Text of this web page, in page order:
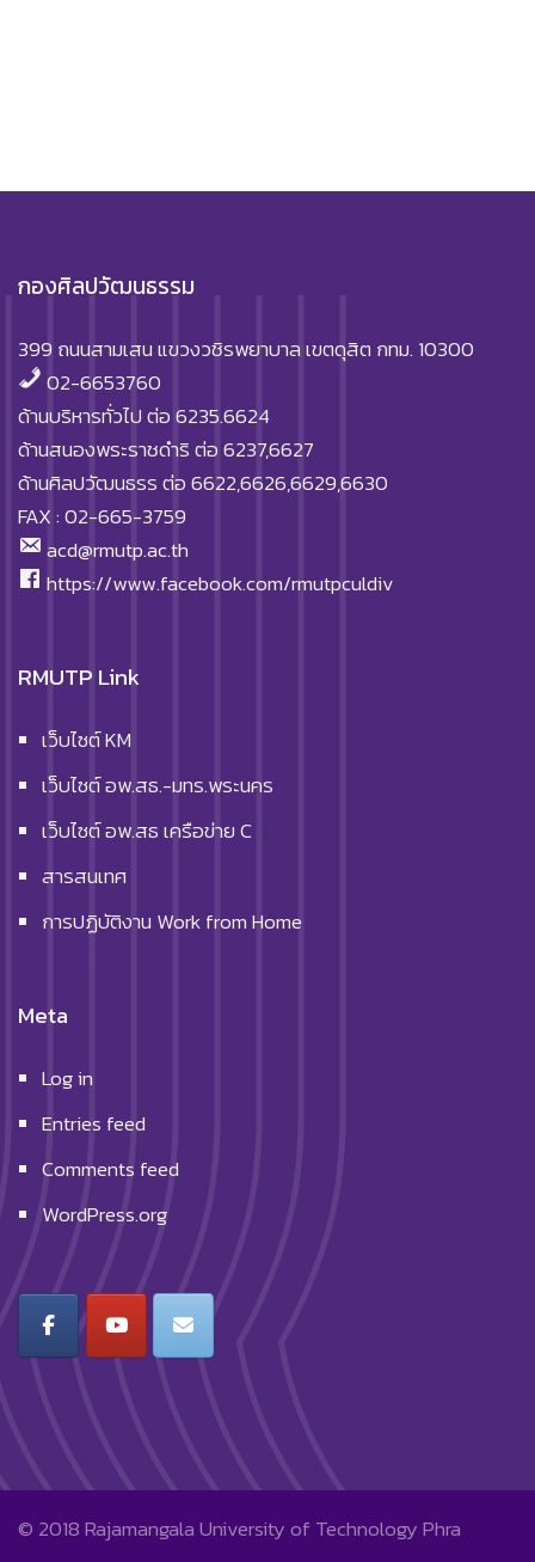
กองศิลปวัฒนธรรม
399 ถนนสามเสน แขวงวชิรพยาบาล เขตดุสิต กทม. 10300
02-6653760
ด้านบริหารทั่วไป ต่อ 6235.6624
ด้านสนองพระราชดำริ ต่อ 6237,6627
ด้านศิลปวัฒนธรร ต่อ 6622,6626,6629,6630
FAX : 02-665-3759
acd@rmutp.ac.th
https://www.facebook.com/rmutpculdiv
RMUTP Link
เว็บไซต์ KM
เว็บไซต์ อพ.สธ.-มทร.พระนคร
เว็บไซต์ อพ.สธ เครือข่าย C
สารสนเทศ
การปฏิบัติงาน Work from Home
Meta
Log in
Entries feed
Comments feed
WordPress.org
© 2018Rajamangala University of Technology Phra